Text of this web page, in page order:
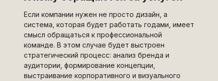
Если компании нужен не просто дизайн, а
система, которая будет работать годами, имеет
смысл обращаться к профессиональной
команде. В этом случае будет выстроен
стратегический процесс: анализ бренда и
аудитории, формирование концепции,
выстраивание корпоративного и визуального